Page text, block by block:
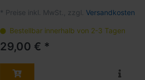
* Preise inkl. MwSt., zzgl. Versandkosten
Bestellbar innerhalb von 2-3 Tagen
29,00 € *